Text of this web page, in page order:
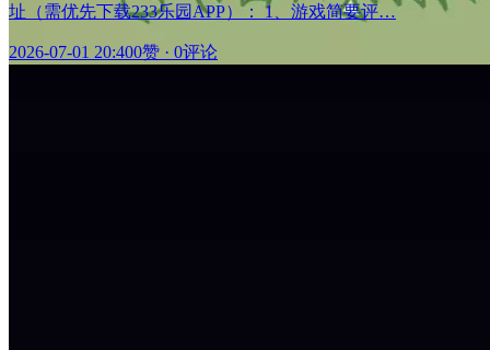
址（需优先下载233乐园APP）： 1、游戏简要评…
2026-07-01 20:400赞 · 0评论